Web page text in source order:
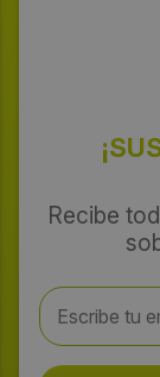
Recibe